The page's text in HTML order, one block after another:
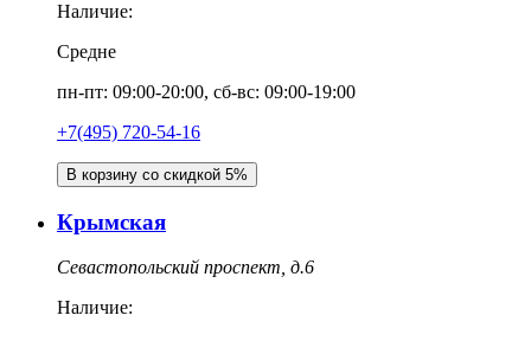
Наличие:
Средне
пн-пт: 09:00-20:00, сб-вс: 09:00-19:00
+7(495) 720-54-16
В корзину со скидкой 5%
Крымская
Севастопольский проспект, д.6
Наличие: